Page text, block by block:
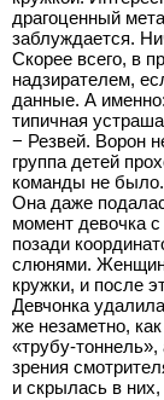
драгоценный
заблуждается.
Скорее всего, в
надзирателем,
данные. А
типичная
− Резвей. Ворон
группа детей
команды не было.
Она даже
момент девочка
позади
слюнями.
кружки, и после
Девчонка
же незаметно,
«трубу-
зрения
и скрылась в